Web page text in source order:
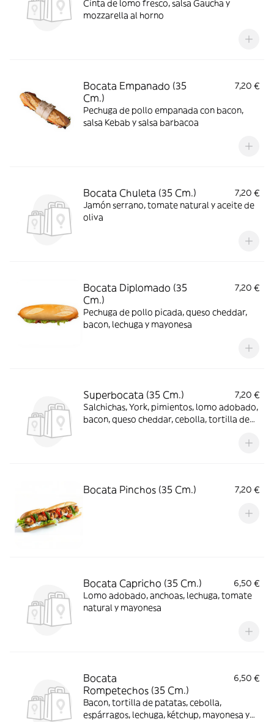
Cinta de lomo fresco, salsa Gaucha y
mozzarella al horno
Bocata Empanado (35
Cm.)
7,20 €
Pechuga de pollo empanada con bacon,
salsa Kebab y salsa barbacoa
Bocata Chuleta (35 Cm.)
7,20 €
Jamón serrano, tomate natural y aceite de
oliva
Bocata Diplomado (35
Cm.)
7,20 €
Pechuga de pollo picada, queso cheddar,
bacon, lechuga y mayonesa
Superbocata (35 Cm.)
7,20 €
Salchichas, York, pimientos, lomo adobado,
bacon, queso cheddar, cebolla, tortilla de
Bocata Pinchos (35 Cm.) 7,20 €
Bocata Capricho (35 Cm.)
6,50 €
Lomo adobado, anchoas, lechuga, tomate
natural y mayonesa
Bocata
Rompetechos (35 Cm.)
6,50 €
Bacon, tortilla de patatas, cebolla,
espárragos, lechuga, kétchup, mayonesa y